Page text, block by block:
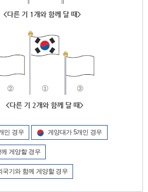
인 경우 게양대가 5개인 경우
게양할 경우
국기와 함께 게양할 경우